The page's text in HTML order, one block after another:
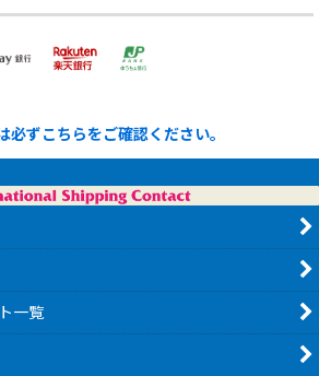
ずこちらをご確認ください。
一覧